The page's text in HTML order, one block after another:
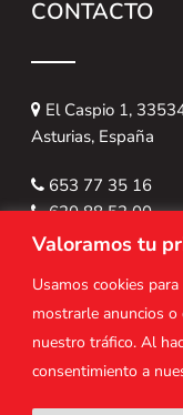
Valoramos tu
Usamos cookies
mostrarle anuncios
nuestro tráfico. Al
consentimiento a
CONTACTO
El Caspio 1,
Asturias, España
653 77 35 16
620 88 52 00